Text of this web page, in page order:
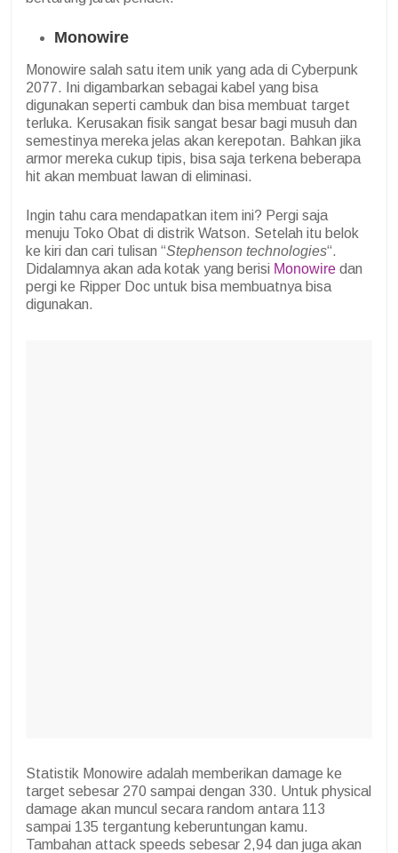
Monowire
Monowire salah satu item unik yang ada di Cyberpunk
2077. Ini digambarkan sebagai kabel yang bisa
digunakan seperti cambuk dan bisa membuat target
terluka. Kerusakan fisik sangat besar bagi musuh dan
semestinya mereka jelas akan kerepotan. Bahkan jika
armor mereka cukup tipis, bisa saja terkena beberapa
hit akan membuat lawan di eliminasi.
Ingin tahu cara mendapatkan item ini? Pergi saja
menuju Toko Obat di distrik Watson. Setelah itu belok
ke kiri dan cari tulisan “Stephenson technologies“.
Didalamnya akan ada kotak yang berisi Monowire dan
pergi ke Ripper Doc untuk bisa membuatnya bisa
digunakan.
Statistik Monowire adalah memberikan damage ke
target sebesar 270 sampai dengan 330. Untuk physical
damage akan muncul secara random antara 113
sampai 135 tergantung keberuntungan kamu.
Tambahan attack speeds sebesar 2,94 dan juga akan